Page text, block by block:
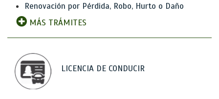
Renovación por Pérdida, Robo, Hurto o Daño
MÁS TRÁMITES
LICENCIA DE CONDUCIR